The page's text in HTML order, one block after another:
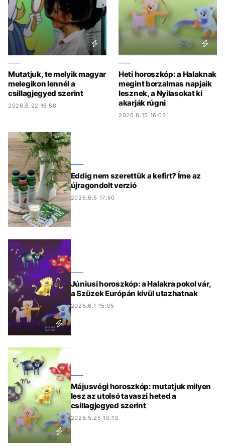
Mutatjuk, te melyik magyar
melegikon lennél a
csillagjegyed szerint
2026.6.22 16:58
Heti horoszkóp: a Halaknak
megint borzalmas napjaik
lesznek, a Nyilasokat ki
akarják rúgni
2026.6.15 16:03
Eddig nem szerettük a kefirt? Íme az
újragondolt verzió
2026.6.5 17:50
Júniusi horoszkóp: a Halakra pokol vár,
a Szüzek Európán kívül utazhatnak
2026.6.1 15:05
Májusvégi horoszkóp: mutatjuk milyen
lesz az utolsó tavaszi heted a
csillagjegyed szerint
2026.5.25 10:13